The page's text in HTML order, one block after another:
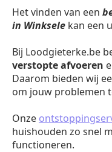
Het vinden van een
in Winksele kan een
Bij Loodgieterke.be
verstopte afvoeren
Daarom bieden wij
om jouw problemen
Onze
huishouden zo snel
functioneren.